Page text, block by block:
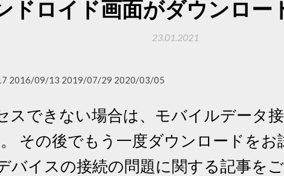
ドロイド画面がダウンロー
23.01.2021
2016/09/13 2019/07/29 2020/03/05
スできない場合は、モバイルデータ
その後でもう一度ダウンロードをお
バイスの接続の問題に関する記事をご